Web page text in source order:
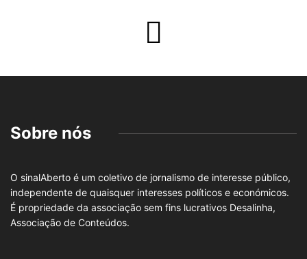
Sobre nós
O sinalAberto é um coletivo de jornalismo de interesse público,
independente de quaisquer interesses políticos e económicos.
É propriedade da associação sem fins lucrativos Desalinha,
Associação de Conteúdos.